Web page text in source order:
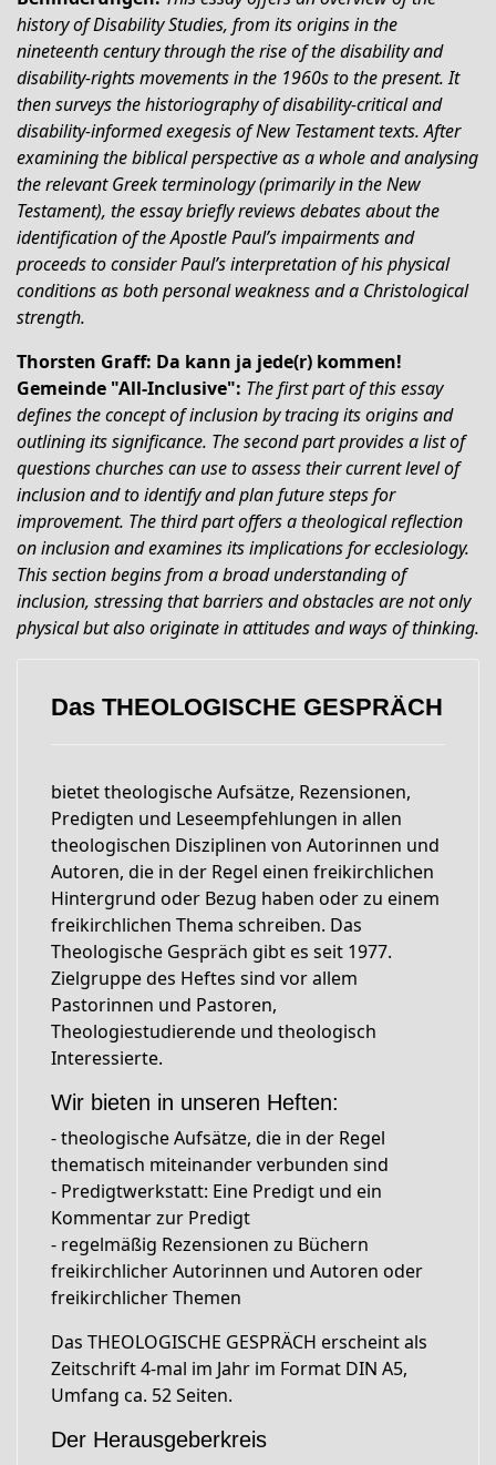
history of Disability Studies, from its origins in the
nineteenth century through the rise of the disability and
disability-rights movements in the 1960s to the present. It
then surveys the historiography of disability-critical and
disability-informed exegesis of New Testament texts. After
examining the biblical perspective as a whole and analysing
the relevant Greek terminology (primarily in the New
Testament), the essay briefly reviews debates about the
identification of the Apostle Paul’s impairments and
proceeds to consider Paul’s interpretation of his physical
conditions as both personal weakness and a Christological
strength.
Thorsten Graff: Da kann ja jede(r) kommen!
Gemeinde "All-Inclusive": The first part of this essay
defines the concept of inclusion by tracing its origins and
outlining its significance. The second part provides a list of
questions churches can use to assess their current level of
inclusion and to identify and plan future steps for
improvement. The third part offers a theological reflection
on inclusion and examines its implications for ecclesiology.
This section begins from a broad understanding of
inclusion, stressing that barriers and obstacles are not only
physical but also originate in attitudes and ways of thinking.
Das THEOLOGISCHE GESPRÄCH
bietet theologische Aufsätze, Rezensionen,
Predigten und Leseempfehlungen in allen
theologischen Disziplinen von Autorinnen und
Autoren, die in der Regel einen freikirchlichen
Hintergrund oder Bezug haben oder zu einem
freikirchlichen Thema schreiben. Das
Theologische Gespräch gibt es seit 1977.
Zielgruppe des Heftes sind vor allem
Pastorinnen und Pastoren,
Theologiestudierende und theologisch
Interessierte.
Wir bieten in unseren Heften:
- theologische Aufsätze, die in der Regel
thematisch miteinander verbunden sind
- Predigtwerkstatt: Eine Predigt und ein
Kommentar zur Predigt
- regelmäßig Rezensionen zu Büchern
freikirchlicher Autorinnen und Autoren oder
freikirchlicher Themen
Das THEOLOGISCHE GESPRÄCH erscheint als
Zeitschrift 4-mal im Jahr im Format DIN A5,
Umfang ca. 52 Seiten.
Der Herausgeberkreis